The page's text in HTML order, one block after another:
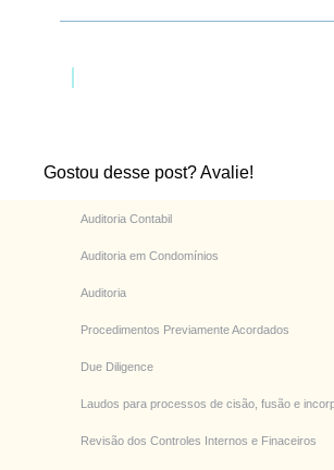
Gostou desse post? Avalie!
Auditoria Contabil
Auditoria em Condomínios
Auditoria
Procedimentos Previamente Acordados
Due Diligence
Laudos para processos de cisão, fusão e
Revisão dos Controles Internos e Finaceiros